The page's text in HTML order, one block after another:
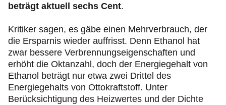
beträgt aktuell sechs Cent.
Kritiker sagen, es gäbe einen Mehrverbrauch, der
die Ersparnis wieder auffrisst. Denn Ethanol hat
zwar bessere Verbrennungseigenschaften und
erhöht die Oktanzahl, doch der Energiegehalt von
Ethanol beträgt nur etwa zwei Drittel des
Energiegehalts von Ottokraftstoff. Unter
Berücksichtigung des Heizwertes und der Dichte